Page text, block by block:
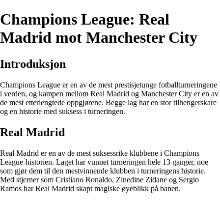
Champions League: Real
Madrid mot Manchester City
Introduksjon
Champions League er en av de mest prestisjetunge fotballturneringene
i verden, og kampen mellom Real Madrid og Manchester City er en av
de mest etterlengtede oppgjørene. Begge lag har en stor tilhengerskare
og en historie med suksess i turneringen.
Real Madrid
Real Madrid er en av de mest suksessrike klubbene i Champions
League-historien. Laget har vunnet turneringen hele 13 ganger, noe
som gjør dem til den mestvinnende klubben i turneringens historie.
Med stjerner som Cristiano Ronaldo, Zinedine Zidane og Sergio
Ramos har Real Madrid skapt magiske øyeblikk på banen.